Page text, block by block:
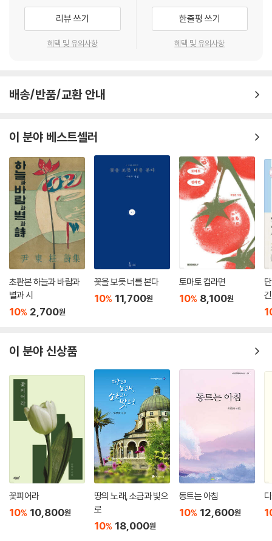
폐쇄화
홍운탁월烘雲托月
산비둘기의 변신
마지막 남은 창포꽃 잎새 하나
영혼의 무게
리뷰 쓰기
혜택 및 유의사항
한줄평 쓰기
혜택 및 유의사항
배송/반품/교환 안내
이 분야 베스트셀러
초판본 하늘과 바람과
별과 시
10% 2,700원
꽃을 보듯 너를 본다
10% 11,700원
토마토 컵라면
10% 8,100원
이 분야 신상품
꽃피어라
10% 10,800원
땅의 노래, 소금과 빛으
로
10% 18,000원
동트는 아침
10% 12,600원